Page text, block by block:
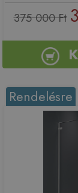
375 000 Ft
Rendelésre